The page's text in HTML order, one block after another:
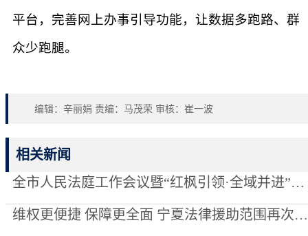
平台，完善网上办事引导功能，让数据多跑路、群
众少跑腿。
编辑：辛丽娟 责编：马茂荣 审核：崔一波
相关新闻
全市人民法庭工作会议暨“红枫引领·全域并进”项目创建推进会召开
维权更便捷 保障更全面 宁夏法律援助范围再次“扩容”